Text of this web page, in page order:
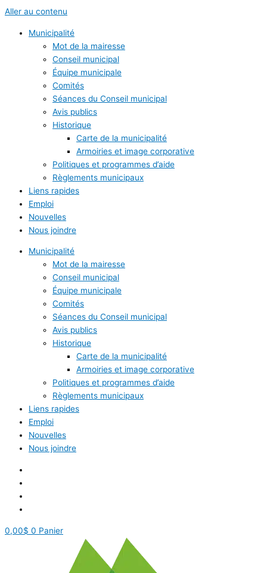
Aller au contenu
Municipalité
Mot de la mairesse
Conseil municipal
Équipe municipale
Comités
Séances du Conseil municipal
Avis publics
Historique
Carte de la municipalité
Armoiries et image corporative
Politiques et programmes d’aide
Règlements municipaux
Liens rapides
Emploi
Nouvelles
Nous joindre
Municipalité
Mot de la mairesse
Conseil municipal
Équipe municipale
Comités
Séances du Conseil municipal
Avis publics
Historique
Carte de la municipalité
Armoiries et image corporative
Politiques et programmes d’aide
Règlements municipaux
Liens rapides
Emploi
Nouvelles
Nous joindre
0,00$ 0 Panier